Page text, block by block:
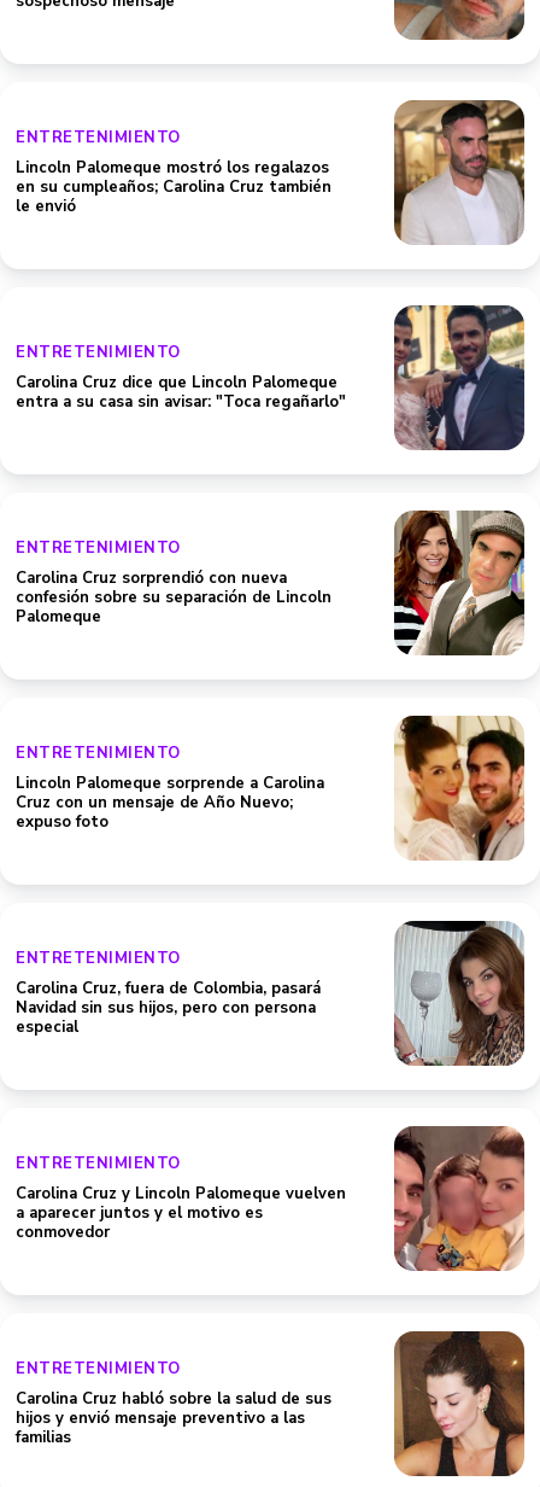
ENTRETENIMIENTO
Lincoln Palomeque mostró los regalazos
en su cumpleaños; Carolina Cruz también
le envió
ENTRETENIMIENTO
Carolina Cruz dice que Lincoln Palomeque
entra a su casa sin avisar: "Toca regañarlo"
ENTRETENIMIENTO
Carolina Cruz sorprendió con nueva
confesión sobre su separación de Lincoln
Palomeque
ENTRETENIMIENTO
Lincoln Palomeque sorprende a Carolina
Cruz con un mensaje de Año Nuevo;
expuso foto
ENTRETENIMIENTO
Carolina Cruz, fuera de Colombia, pasará
Navidad sin sus hijos, pero con persona
especial
ENTRETENIMIENTO
Carolina Cruz y Lincoln Palomeque vuelven
a aparecer juntos y el motivo es
conmovedor
ENTRETENIMIENTO
Carolina Cruz habló sobre la salud de sus
hijos y envió mensaje preventivo a las
familias